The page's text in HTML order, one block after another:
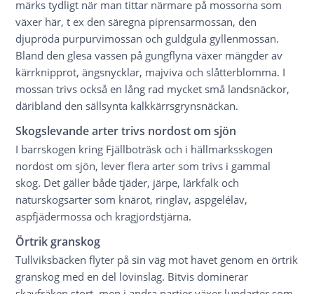
märks tydligt när man tittar närmare på mossorna som
växer här, t ex den säregna piprensarmossan, den
djupröda purpurvimossan och guldgula gyllenmossan.
Bland den glesa vassen på gungflyna växer mängder av
kärrknipprot, ängsnycklar, majviva och slåtterblomma. I
mossan trivs också en lång rad mycket små landsnäckor,
däribland den sällsynta kalkkärrsgrynsnäckan.
Skogslevande arter trivs nordost om sjön
I barrskogen kring Fjällboträsk och i hällmarksskogen
nordost om sjön, lever flera arter som trivs i gammal
skog. Det gäller både tjäder, järpe, lärkfalk och
naturskogsarter som knärot, ringlav, aspgelélav,
aspfjädermossa och kragjordstjärna.
Örtrik granskog
Tullviksbäcken flyter på sin väg mot havet genom en örtrik
granskog med en del lövinslag. Bitvis dominerar